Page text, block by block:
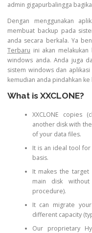
admin gigapurbalingga
Dengan menggunakan
membuat backup pada
anda secara berkala. Ya
Terbaru ini akan
windows anda. Anda juga
sistem windows dan
kemudian anda pindahkan
What is XXCLONE?
XXCLONE copies
another disk with
of your data files.
It is an ideal tool
basis.
It makes the target
main disk
procedure).
It can migrate
different capacity
Our proprietary